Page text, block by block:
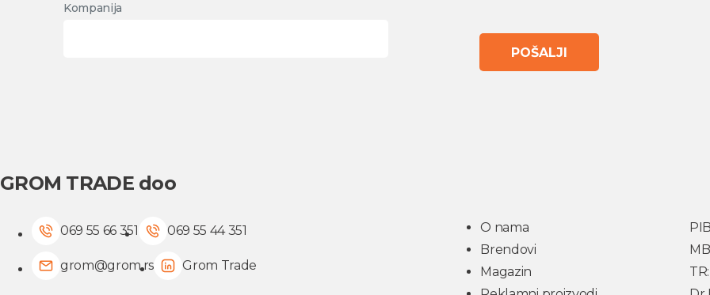
Kompanija
GROM TRADE doo
069 55 66 351 069 55 44 351
grom@grom.rs Grom Trade
O nama
Brendovi
Magazin